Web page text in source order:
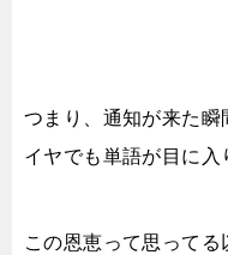
つまり、通知が来た瞬
イヤでも単語が目に入
この恩恵って思ってる